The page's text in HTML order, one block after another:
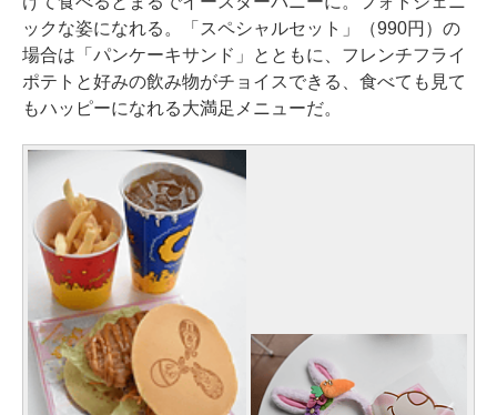
ックな姿になれる。「スペシャルセット」（990円）の
場合は「パンケーキサンド」とともに、フレンチフライ
ポテトと好みの飲み物がチョイスできる、食べても見て
もハッピーになれる大満足メニューだ。